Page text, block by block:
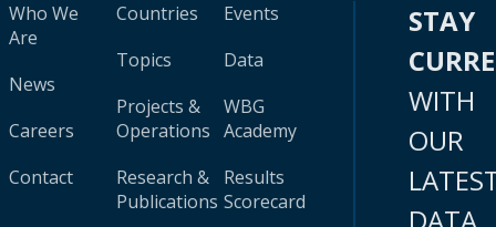
Who We
Are
News
Careers
Contact
Countries
Topics
Projects &
Operations
Research &
Publications
Events
Data
WBG
Academy
Results
Scorecard
STAY
WITH
OUR